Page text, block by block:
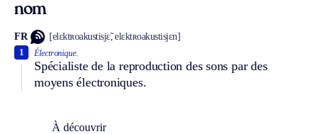
nom
FR [elɛktʀoakustisjɛ̃, elɛktʀoakustisjɛn]
Électronique.
Spécialiste de la reproduction des sons par des
moyens électroniques.
1
À découvrir